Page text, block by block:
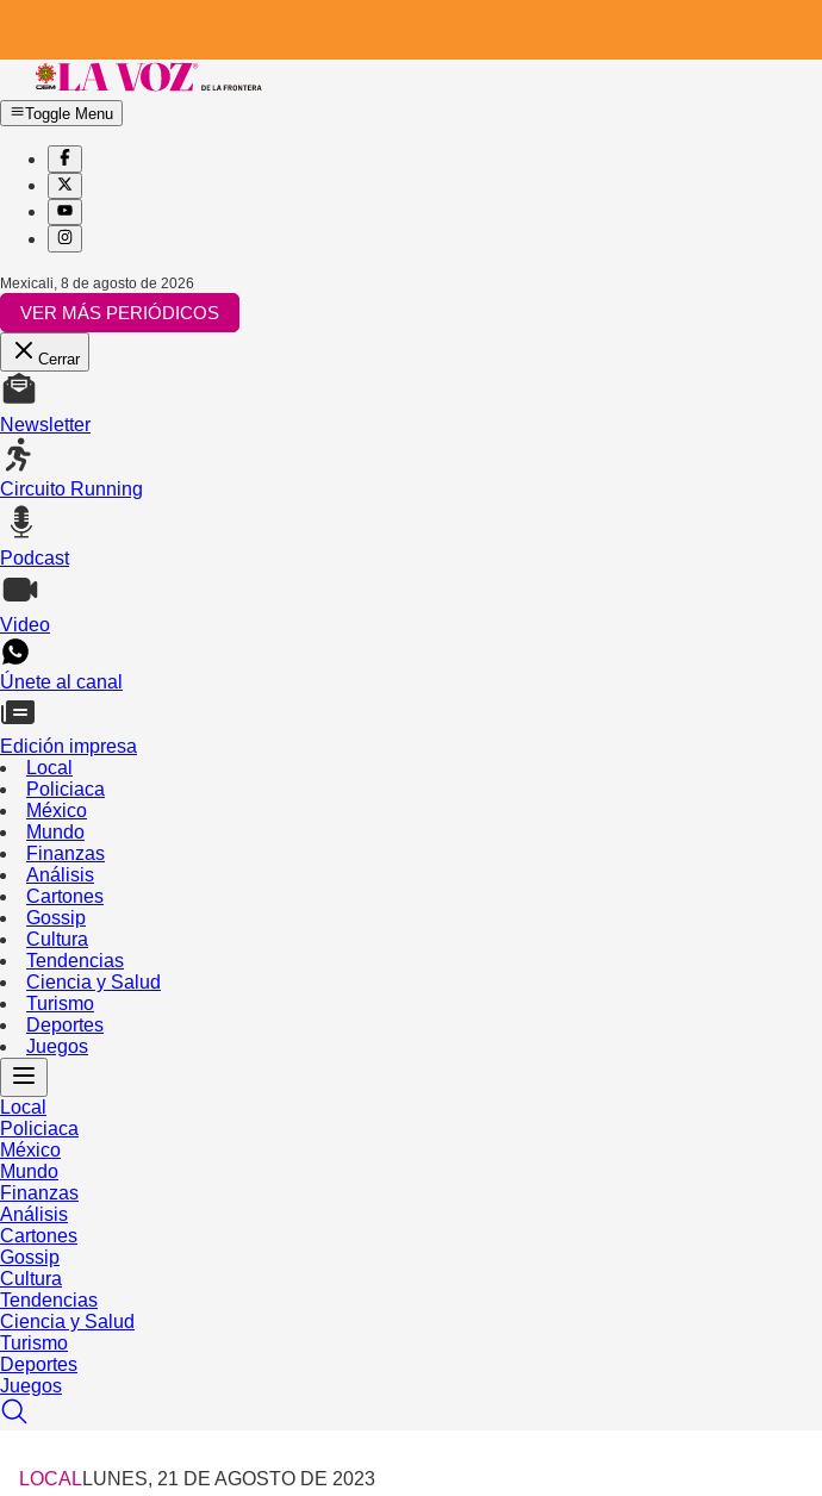
Toggle Menu
Mexicali 8 de agosto de 2026
VER MÁS PERIÓDICOS
Cerrar
Newsletter
Circuito Running
Podcast
Video
Únete al canal
Edición impresa
Local
Policiaca
México
Mundo
Finanzas
Análisis
Cartones
Gossip
Cultura
Tendencias
Ciencia y Salud
Turismo
Deportes
Juegos
Local
Policiaca
México
Mundo
Finanzas
Análisis
Cartones
Gossip
Cultura
Tendencias
Ciencia y Salud
Turismo
Deportes
Juegos
LOCAL LUNES, 21 DE AGOSTO DE 2023